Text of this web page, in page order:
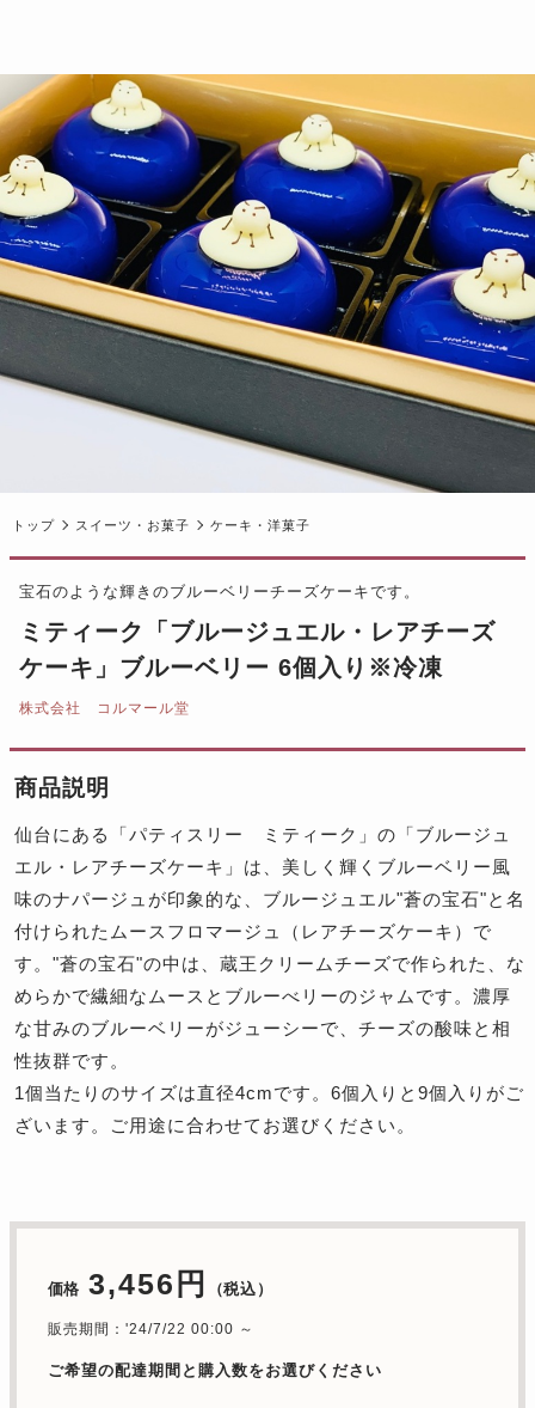
トップ スイーツ・お菓子 ケーキ・洋菓子
宝石のような輝きのブルーベリーチーズケーキです。
ミティーク「ブルージュエル・レアチーズ
ケーキ」ブルーベリー 6個入り※冷凍
株式会社 コルマール堂
商品説明
仙台にある「パティスリー ミティーク」の「ブルージュ
エル・レアチーズケーキ」は、美しく輝くブルーベリー風
味のナパージュが印象的な、ブルージュエル"蒼の宝石"と名
付けられたムースフロマージュ（レアチーズケーキ）で
す。"蒼の宝石"の中は、蔵王クリームチーズで作られた、な
めらかで繊細なムースとブルーべリーのジャムです。濃厚
な甘みのブルーベリーがジューシーで、チーズの酸味と相
性抜群です。
1個当たりのサイズは直径4cmです。6個入りと9個入りがご
ざいます。ご用途に合わせてお選びください。
価格 3,456円 （税込）
販売期間：'24/7/22 00:00 ～
ご希望の配達期間と購入数をお選びください